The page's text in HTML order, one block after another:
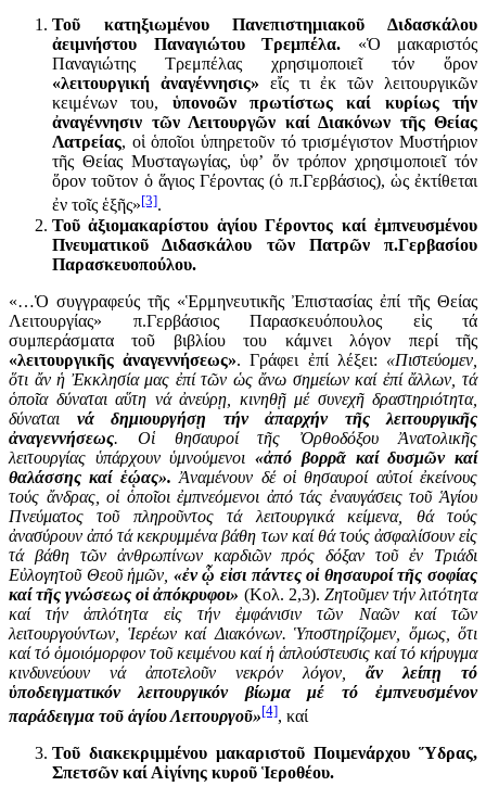
Τοῦ κατηξιωμένου Πανεπιστημιακοῦ Διδασκάλου
ἀειμνήστου Παναγιώτου Τρεμπέλα. «Ὁ μακαριστός
Παναγιώτης Τρεμπέλας χρησιμοποιεῖ τόν ὅρον
«λειτουργική ἀναγέννησις» εἴς τι ἐκ τῶν λειτουργικῶν
κειμένων του, ὑπονοῶν πρωτίστως καί κυρίως τήν
ἀναγέννησιν τῶν Λειτουργῶν καί Διακόνων τῆς Θείας
Λατρείας, οἱ ὁποῖοι ὑπηρετοῦν τό τρισμέγιστον Μυστήριον
τῆς Θείας Μυσταγωγίας, ὑφ’ ὅν τρόπον χρησιμοποιεῖ τόν
ὅρον τοῦτον ὁ ἅγιος Γέροντας (ὁ π.Γερβάσιος), ὡς ἐκτίθεται
ἐν τοῖς ἑξῆς»[3].
Τοῦ ἀξιομακαρίστου ἁγίου Γέροντος καί ἐμπνευσμένου
Πνευματικοῦ Διδασκάλου τῶν Πατρῶν π.Γερβασίου
Παρασκευοπούλου.
«…Ὁ συγγραφεύς τῆς «Ἑρμηνευτικῆς Ἐπιστασίας ἐπί τῆς Θείας
Λειτουργίας» π.Γερβάσιος Παρασκευόπουλος εἰς τά
συμπεράσματα τοῦ βιβλίου του κάμνει λόγον περί τῆς
«λειτουργικῆς ἀναγεννήσεως». Γράφει ἐπί λέξει: «Πιστεύομεν,
ὅτι ἄν ἡ Ἐκκλησία μας ἐπί τῶν ὡς ἄνω σημείων καί ἐπί ἄλλων, τά
ὁποῖα δύναται αὕτη νά ἀνεύρῃ, κινηθῇ μέ συνεχῆ δραστηριότητα,
δύναται νά δημιουργήσῃ τήν ἀπαρχήν τῆς λειτουργικῆς
ἀναγεννήσεως. Οἱ θησαυροί τῆς Ὀρθοδόξου Ἀνατολικῆς
λειτουργίας ὑπάρχουν ὑμνούμενοι «ἀπό βορρᾶ καί δυσμῶν καί
θαλάσσης καί ἑῴας». Ἀναμένουν δέ οἱ θησαυροί αὐτοί ἐκείνους
τούς ἄνδρας, οἱ ὁποῖοι ἐμπνεόμενοι ἀπό τάς ἐναυγάσεις τοῦ Ἁγίου
Πνεύματος τοῦ πληροῦντος τά λειτουργικά κείμενα, θά τούς
ἀνασύρουν ἀπό τά κεκρυμμένα βάθη των καί θά τούς ἀσφαλίσουν εἰς
τά βάθη τῶν ἀνθρωπίνων καρδιῶν πρός δόξαν τοῦ ἐν Τριάδι
Εὐλογητοῦ Θεοῦ ἡμῶν, «ἐν ᾧ εἰσι πάντες οἱ θησαυροί τῆς σοφίας
καί τῆς γνώσεως οἱ ἀπόκρυφοι» (Κολ. 2,3). Ζητοῦμεν τήν λιτότητα
καί τήν ἁπλότητα εἰς τήν ἐμφάνισιν τῶν Ναῶν καί τῶν
λειτουργούντων, Ἱερέων καί Διακόνων. Ὑποστηρίζομεν, ὅμως, ὅτι
καί τό ὁμοιόμορφον τοῦ κειμένου καί ἡ ἁπλούστευσις καί τό κήρυγμα
κινδυνεύουν νά ἀποτελοῦν νεκρόν λόγον,
ἄν λείπῃ τό
ὑποδειγματικόν λειτουργικόν βίωμα μέ τό ἐμπνευσμένον
παράδειγμα τοῦ ἁγίου Λειτουργοῦ»[4], καί
Τοῦ διακεκριμμένου μακαριστοῦ Ποιμενάρχου Ὕδρας,
Σπετσῶν καί Αἰγίνης κυροῦ Ἱεροθέου.